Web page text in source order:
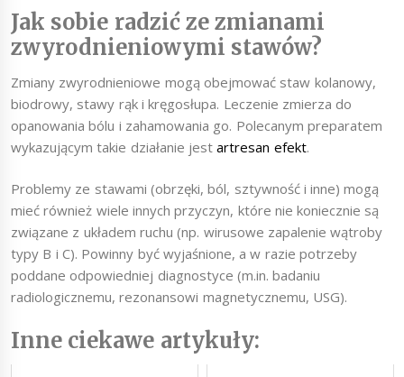
Jak sobie radzić ze zmianami
zwyrodnieniowymi stawów?
Zmiany zwyrodnieniowe mogą obejmować staw kolanowy,
biodrowy, stawy rąk i kręgosłupa. Leczenie zmierza do
opanowania bólu i zahamowania go. Polecanym preparatem
wykazującym takie działanie jestartresan efekt.
Problemy ze stawami (obrzęki, ból, sztywność i inne) mogą
mieć również wiele innych przyczyn, które nie koniecznie są
związane z układem ruchu (np. wirusowe zapalenie wątroby
typy B i C). Powinny być wyjaśnione, a w razie potrzeby
poddane odpowiedniej diagnostyce (m.in. badaniu
radiologicznemu, rezonansowi magnetycznemu, USG).
Inne ciekawe artykuły: